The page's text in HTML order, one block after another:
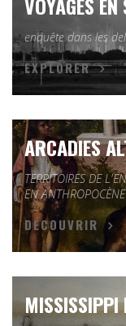
enquête dans les
EXPLORER
ARCADIES
TERRITOIRES DE
EN ANTHROPOCÈNE
DÉCOUVRIR
MISSISSIPPI